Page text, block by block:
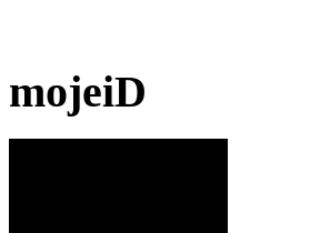
mojeiD